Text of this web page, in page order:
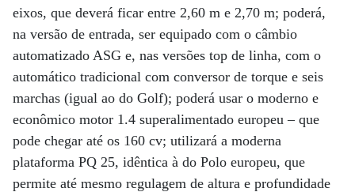
eixos, que deverá ficar entre 2,60 m e 2,70 m; poderá,
na versão de entrada, ser equipado com o câmbio
automatizado ASG e, nas versões top de linha, com o
automático tradicional com conversor de torque e seis
marchas (igual ao do Golf); poderá usar o moderno e
econômico motor 1.4 superalimentado europeu – que
pode chegar até os 160 cv; utilizará a moderna
plataforma PQ 25, idêntica à do Polo europeu, que
permite até mesmo regulagem de altura e profundidade